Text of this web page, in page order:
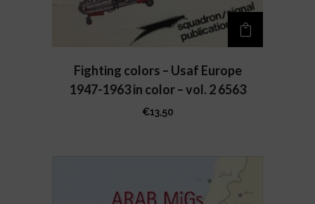
Fighting colors – Usaf Europe
1947-1963 in color – vol. 2 6563
€13,50